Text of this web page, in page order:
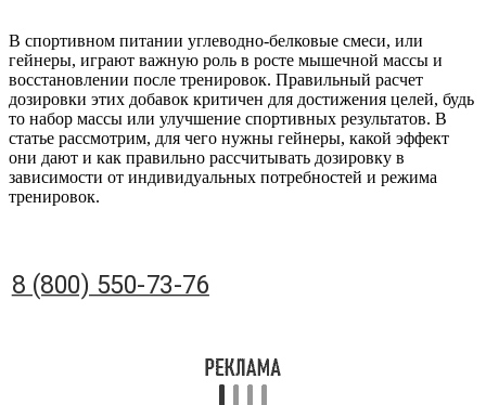
В спортивном питании углеводно-белковые смеси, или
гейнеры, играют важную роль в росте мышечной массы и
восстановлении после тренировок. Правильный расчет
дозировки этих добавок критичен для достижения целей, будь
то набор массы или улучшение спортивных результатов. В
статье рассмотрим, для чего нужны гейнеры, какой эффект
они дают и как правильно рассчитывать дозировку в
зависимости от индивидуальных потребностей и режима
тренировок.